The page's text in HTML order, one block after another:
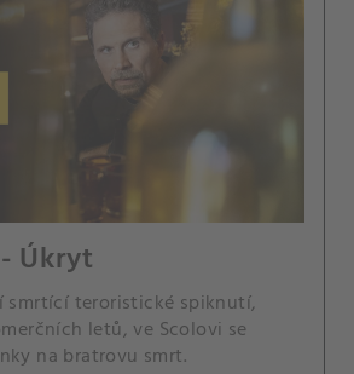
Úkryt
smrtící teroristické spiknutí,
letů, ve Scolovi se
na bratrovu smrt.